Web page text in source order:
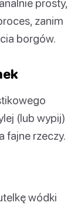
prosty,
zanim
borgów.
(lub wypij)
fajne rzeczy.
wódki